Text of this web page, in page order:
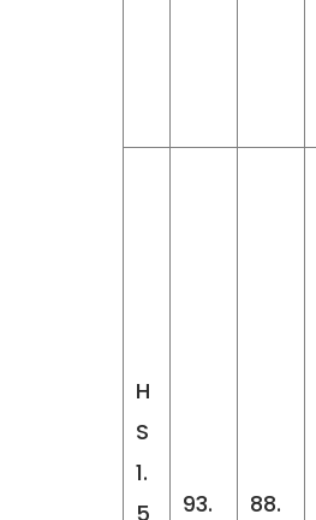
H
S
1.
5
93. 88.